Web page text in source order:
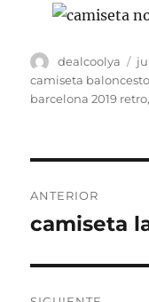
Autor
dealcoolya
el
camiseta
barcelona 2019 retro
de
ANTERIOR
Entrada
camiseta